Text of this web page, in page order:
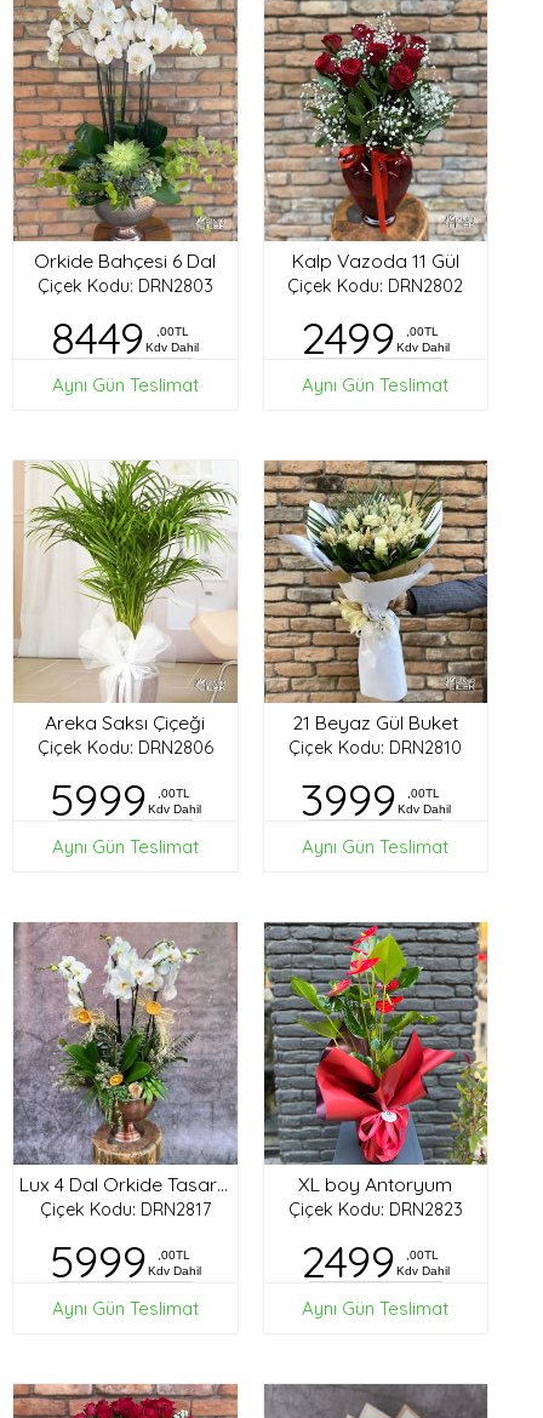
Orkide Bahçesi 6 Dal
Çiçek Kodu: DRN2803
8449
,00TL
Kdv Dahil
Aynı Gün Teslimat
Kalp Vazoda 11 Gül
Çiçek Kodu: DRN2802
2499
,00TL
Kdv Dahil
Aynı Gün Teslimat
Areka Saksı Çiçeği
Çiçek Kodu: DRN2806
5999
,00TL
Kdv Dahil
Aynı Gün Teslimat
21 Beyaz Gül Buket
Çiçek Kodu: DRN2810
3999
,00TL
Kdv Dahil
Aynı Gün Teslimat
Lux 4 Dal Orkide Tasarım
Çiçek Kodu: DRN2817
5999
,00TL
Kdv Dahil
Aynı Gün Teslimat
XL boy Antoryum
Çiçek Kodu: DRN2823
2499
,00TL
Kdv Dahil
Aynı Gün Teslimat